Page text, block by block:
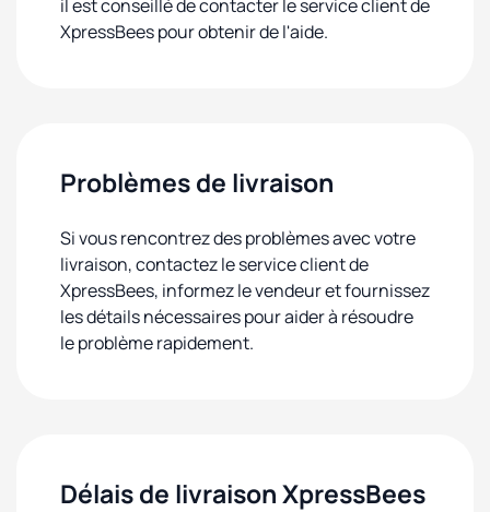
il est conseillé de contacter le service client de
XpressBees pour obtenir de l'aide.
Problèmes de livraison
Si vous rencontrez des problèmes avec votre
livraison, contactez le service client de
XpressBees, informez le vendeur et fournissez
les détails nécessaires pour aider à résoudre
le problème rapidement.
Délais de livraison XpressBees